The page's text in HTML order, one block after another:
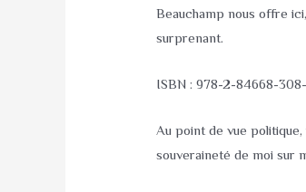
Beauchamp nous offre
surprenant.
ISBN : 978-2-84668-
Au point de vue politique,
souveraineté de moi sur